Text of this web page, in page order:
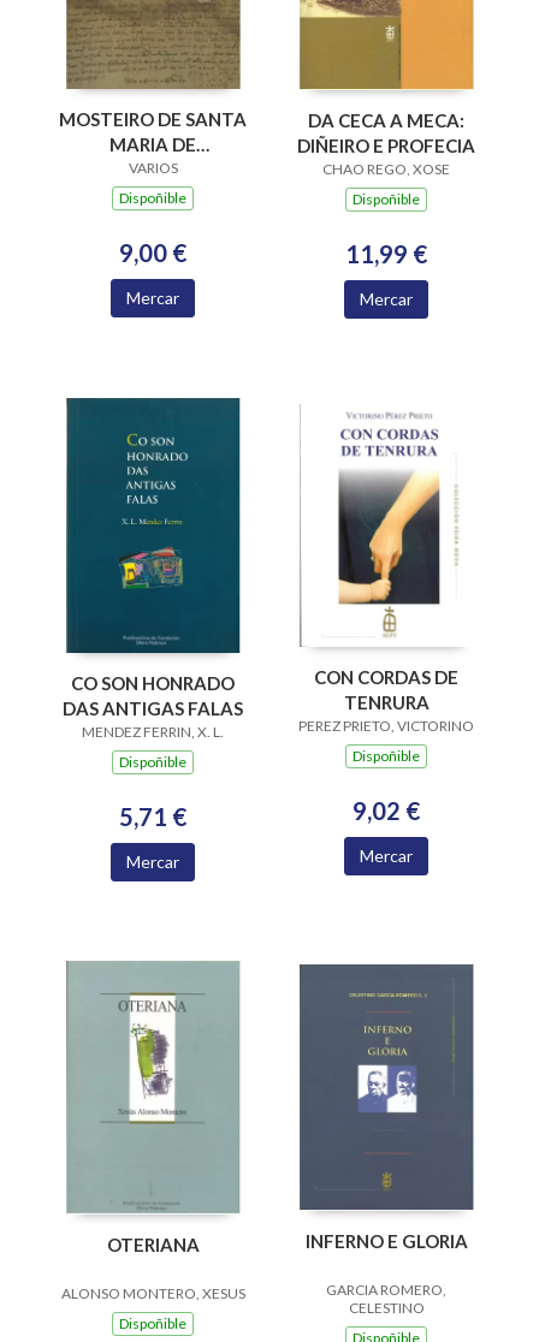
MOSTEIRO DE SANTA
MARIA DE
XUNQUEIRA DE
ESPADANEDO SXII-
VARIOS
Dispoñible
9,00 €
Mercar
DA CECA A MECA:
DIÑEIRO E PROFECIA
CHAO REGO, XOSE
Dispoñible
11,99 €
Mercar
CO SON HONRADO
DAS ANTIGAS FALAS
MENDEZ FERRIN, X. L.
Dispoñible
5,71 €
Mercar
CON CORDAS DE
TENRURA
PEREZ PRIETO, VICTORINO
Dispoñible
9,02 €
Mercar
OTERIANA
ALONSO MONTERO, XESUS
Dispoñible
INFERNO E GLORIA
GARCIA ROMERO,
CELESTINO
Dispoñible